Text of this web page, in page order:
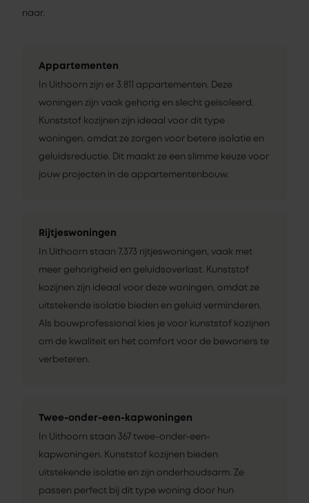
naar.
Appartementen
In Uithoorn zijn er 3.811 appartementen. Deze
woningen zijn vaak gehorig en slecht geïsoleerd.
Kunststof kozijnen zijn ideaal voor dit type
woningen, omdat ze zorgen voor betere isolatie en
geluidsreductie. Dit maakt ze een slimme keuze voor
jouw projecten in de appartementenbouw.
Rijtjeswoningen
In Uithoorn staan 7.373 rijtjeswoningen, vaak met
meer gehorigheid en geluidsoverlast. Kunststof
kozijnen zijn ideaal voor deze woningen, omdat ze
uitstekende isolatie bieden en geluid verminderen.
Als bouwprofessional kies je voor kunststof kozijnen
om de kwaliteit en het comfort voor de bewoners te
verbeteren.
Twee-onder-een-kapwoningen
In Uithoorn staan 367 twee-onder-een-
kapwoningen. Kunststof kozijnen bieden
uitstekende isolatie en zijn onderhoudsarm. Ze
passen perfect bij dit type woning door hun